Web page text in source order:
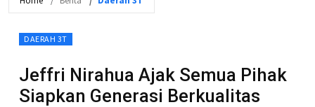
DAERAH 3T
Jeffri Nirahua Ajak Semua Pihak
Siapkan Generasi Berkualitas